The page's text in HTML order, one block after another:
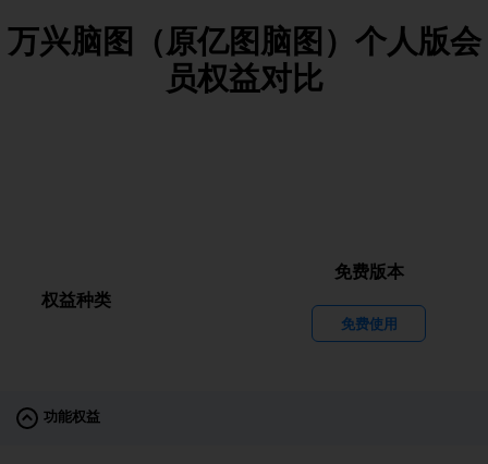
万兴脑图（原亿图脑图）个人版会
员权益对比
权益种类
免费版本
免费使用
功能权益